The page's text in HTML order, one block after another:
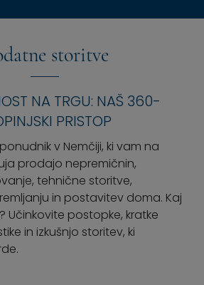
storitve
NA TRGU: NAŠ 360-
PRISTOP
v Nemčiji, ki vam na
prodajo nepremičnin,
tehnične storitve,
in postavitev doma. Kaj
Učinkovite postopke, kratke
in izkušnjo storitev, ki